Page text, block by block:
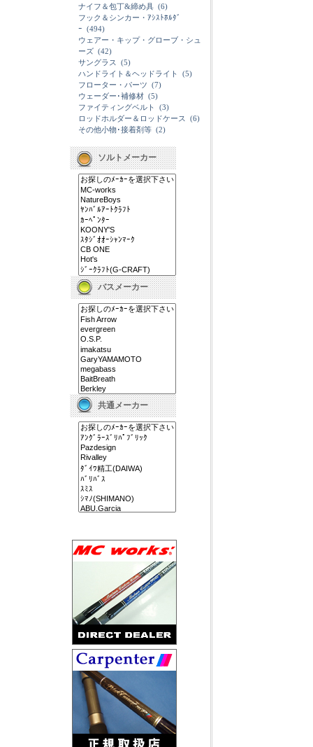
ナイフ＆包丁&締め具 (6)
フック＆シンカー・ｱｼｽﾄﾎﾙﾀﾞ
ｰ (494)
ウェアー・キップ・グローブ・シュ
ーズ (42)
サングラス
(5)
ハンドライト＆ヘッドライト
(5)
フローター・パーツ (7)
ウェーダー･補修材 (5)
ファイティングベルト
(3)
ロッドホルダー＆ロッドケース
(6)
その他小物･接着剤等 (2)
ソルトメーカー
バスメーカー
共通メーカー